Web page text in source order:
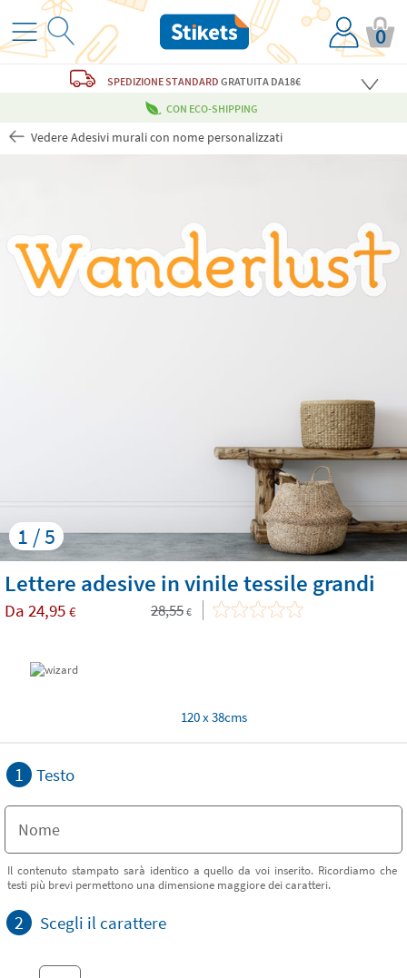
0
SPEDIZIONE STANDARD GRATUITADA18€
CON ECO-SHIPPING
Vedere Adesivi murali con nome personalizzati
1 / 5
Lettere adesive in vinile tessile grandi
Da 24,95 € 28,55 €
120 x 38cms
1 Testo
Il contenuto stampato sarà identico a quello da voi inserito. Ricordiamo che
testi più brevi permettono una dimensione maggiore dei caratteri.
2 Scegli il carattere